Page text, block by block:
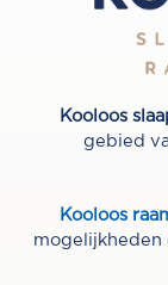
Kooloos
gebied
Kooloos
mogelijkheden